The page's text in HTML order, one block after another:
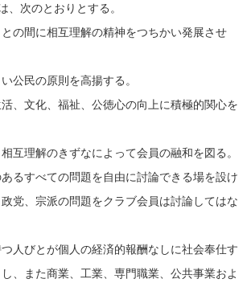
、次のとおりとする。
の間に相互理解の精神をつちかい発展させ
公民の原則を高揚する。
、文化、福祉、公徳心の向上に積極的関心を
互理解のきずなによって会員の融和を図る。
るすべての問題を自由に討論できる場を設け
党、宗派の問題をクラブ会員は討論してはな
人びとが個人の経済的報酬なしに社会奉仕す
、また商業、工業、専門職業、公共事業およ